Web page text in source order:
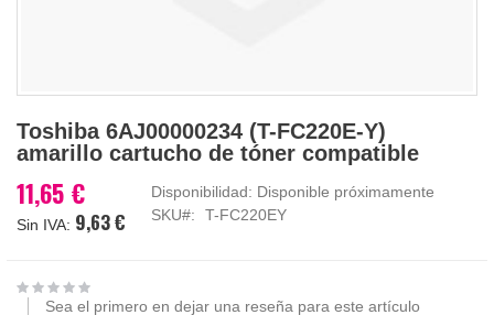
al
comienzo
la
galería
Toshiba 6AJ00000234 (T-FC220E-Y)
amarillo cartucho de tóner compatible
11,65 €
9,63 €
Disponibilidad: Disponible próximamente
SKU
T-FC220EY
Sea el primero en dejar una reseña para este artículo